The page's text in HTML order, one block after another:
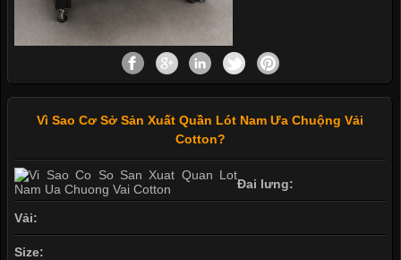
Vì Sao Cơ Sở Sản Xuất Quần Lót Nam Ưa Chuộng Vải
Cotton?
Đai lưng:
Vải:
Size: